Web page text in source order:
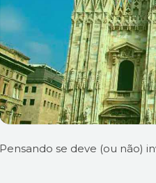
Pensando se deve (ou não)